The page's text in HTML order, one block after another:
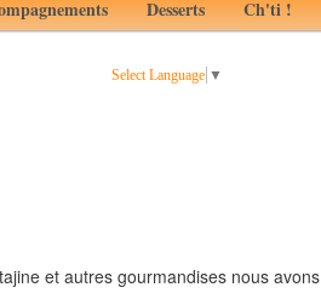
Desserts Ch'ti !
Select Language ▼
et autres gourmandises nous avons